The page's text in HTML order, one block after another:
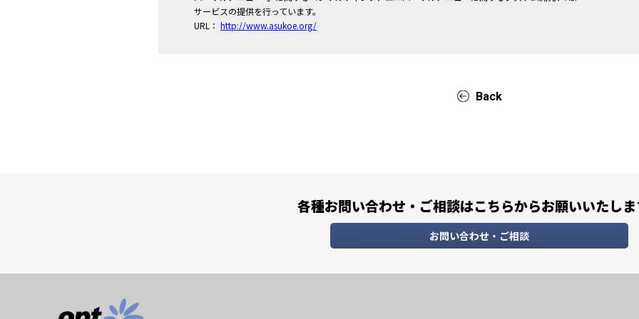
サービスの提供を行っています。
URL： http://www.asukoe.org/
Back
各種お問い合わせ・ご相談はこちらからお願いいたしま
お問い合わせ・ご相談